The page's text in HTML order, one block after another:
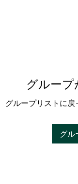
グルー
グループリストに
グル